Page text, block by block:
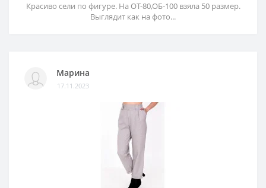
Красиво сели по фигуре. На ОТ-80,ОБ-100 взяла 50 размер.
Выглядит как на фото...
Марина
17.11.2023